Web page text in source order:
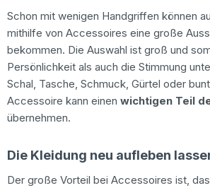
Schon mit wenigen Handgriffen können
mithilfe von Accessoires eine große
bekommen. Die Auswahl ist groß und
Persönlichkeit als auch die Stimmung
Schal, Tasche, Schmuck, Gürtel oder
Accessoire kann einen wichtigen Teil
übernehmen.
Die Kleidung neu aufleben
Der große Vorteil bei Accessoires ist,